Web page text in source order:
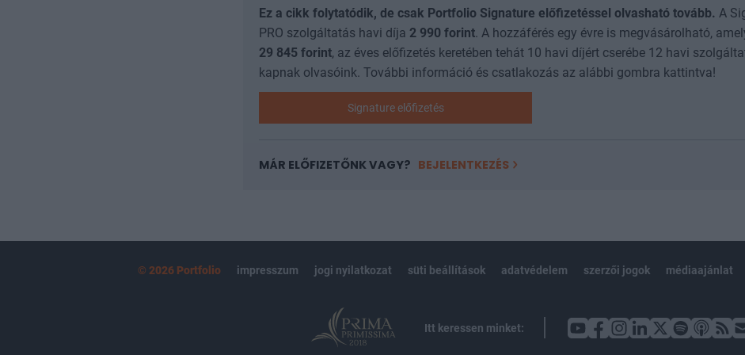
Ez a cikk folytatódik, de csak Portfolio Signature előfizetéssel olvasható tovább. A
PRO szolgáltatás havi díja 2 990 forint. A hozzáférés egy évre is megvásárolható,
29 845 forint, az éves előfizetés keretében tehát 10 havi díjért cserébe 12 havi
kapnak olvasóink. További információ és csatlakozás az alábbi gombra kattintva!
Signature előfizetés
MÁR ELŐFIZETŐNK VAGY? BEJELENTKEZÉS
© 2026 Portfolio impresszum jogi nyilatkozat süti beállítások adatvédelem szerzői jogok médiaajánlat
Itt keressen minket: